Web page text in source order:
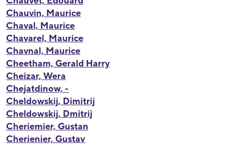
Chauvin, Maurice
Chaval, Maurice
Chavarel, Maurice
Chavnal, Maurice
Cheetham, Gerald Harry
Cheizar, Wera
Chejatdinow, -
Cheldowskij, Dimitrij
Cheldowskij, Dmitrij
Cheriemier, Gustan
Cherienier, Gustav